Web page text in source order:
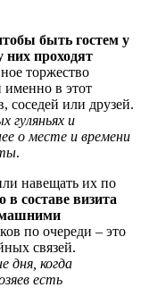
быть гостем у
них проходят
торжество
в этот
соседей или друзей.
гуляньях и
о месте и времени
.
навещать их по
в составе визита
по очереди – это
связей.
дня, когда
есть